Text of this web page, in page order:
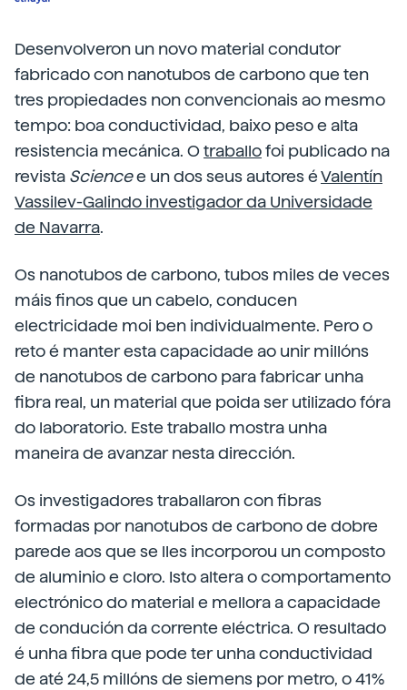
Desenvolveron un novo material condutor
fabricado con nanotubos de carbono que ten
tres propiedades non convencionais ao mesmo
tempo: boa conductividad, baixo peso e alta
resistencia mecánica. Otraballofoi publicado na
revista Sciencee un dos seus autores éValentín
Vassilev-Galindo investigador da Universidade
de Navarra.
Os nanotubos de carbono, tubos miles de veces
máis finos que un cabelo, conducen
electricidade moi ben individualmente. Pero o
reto é manter esta capacidade ao unir millóns
de nanotubos de carbono para fabricar unha
fibra real, un material que poida ser utilizado fóra
do laboratorio. Este traballo mostra unha
maneira de avanzar nesta dirección.
Os investigadores traballaron con fibras
formadas por nanotubos de carbono de dobre
parede aos que se lles incorporou un composto
de aluminio e cloro. Isto altera o comportamento
electrónico do material e mellora a capacidade
de condución da corrente eléctrica. O resultado
é unha fibra que pode ter unha conductividad
de até 24,5 millóns de siemens por metro, o 41%